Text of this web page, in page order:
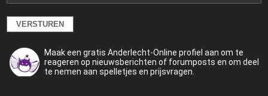
Maak een gratis Anderlecht-Online profiel aan om te
reageren op nieuwsberichten of forumposts en om deel
te nemen aan spelletjes en prijsvragen.